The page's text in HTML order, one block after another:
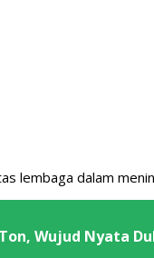
lembaga dalam
Wujud Nyata